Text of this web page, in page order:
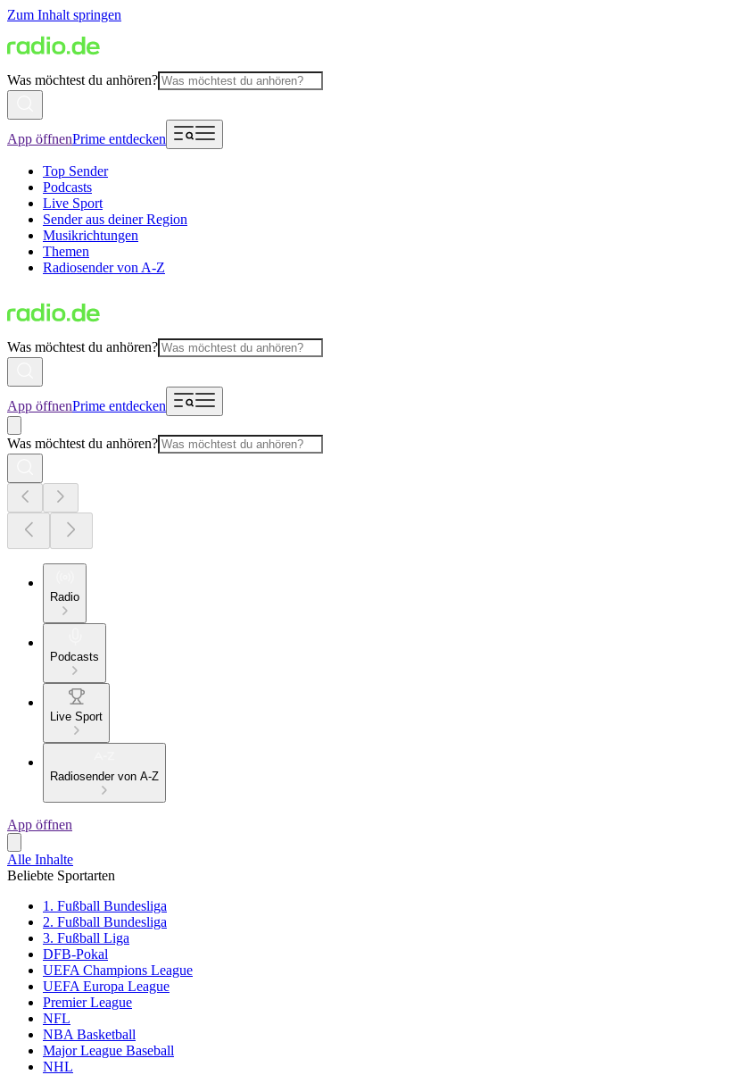
Zum Inhalt springen
Was möchtest du anhören?
App öffnenPrime entdecken
Top Sender
Podcasts
Live Sport
Sender aus deiner Region
Musikrichtungen
Themen
Radiosender von A-Z
Was möchtest du anhören?
App öffnenPrime entdecken
Was möchtest du anhören?
Radio
Podcasts
Live Sport
Radiosender von A-Z
App öffnen
Alle Inhalte
Beliebte Sportarten
1. Fußball Bundesliga
2. Fußball Bundesliga
3. Fußball Liga
DFB-Pokal
UEFA Champions League
UEFA Europa League
Premier League
NFL
NBA Basketball
Major League Baseball
NHL